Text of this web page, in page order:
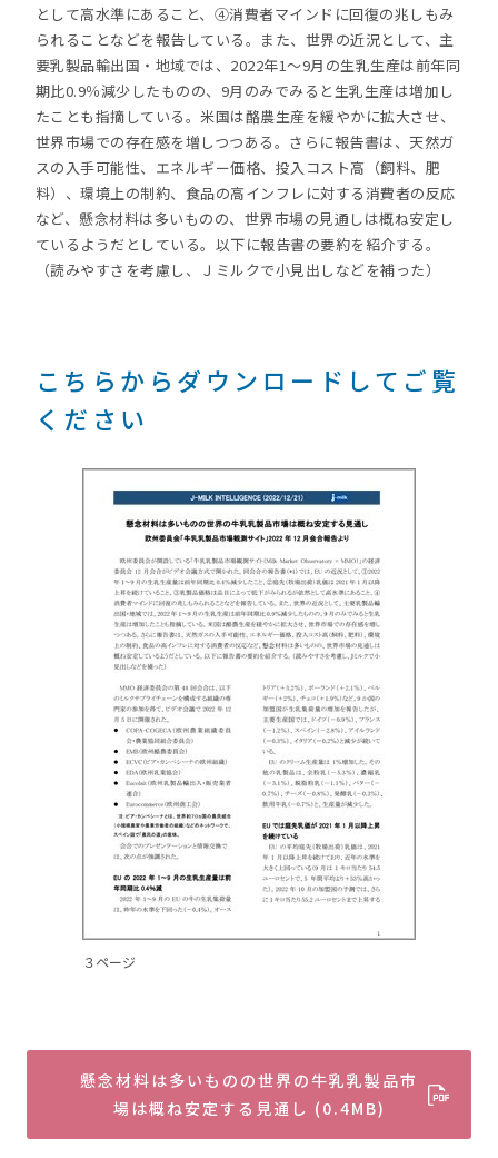
として高水準にあること、④消費者マインドに回復の兆しもみ
られることなどを報告している。また、世界の近況として、主
要乳製品輸出国・地域では、2022年1～9月の生乳生産は前年同
期比0.9％減少したものの、9月のみでみると生乳生産は増加し
たことも指摘している。米国は酪農生産を緩やかに拡大させ、
世界市場での存在感を増しつつある。さらに報告書は、天然ガ
スの入手可能性、エネルギー価格、投入コスト高（飼料、肥
料）、環境上の制約、食品の高インフレに対する消費者の反応
など、懸念材料は多いものの、世界市場の見通しは概ね安定し
ているようだとしている。以下に報告書の要約を紹介する。
（読みやすさを考慮し、Ｊミルクで小見出しなどを補った）
こちらからダウンロードしてご覧
ください
３ページ
懸念材料は多いものの世界の牛乳乳製品市
場は概ね安定する見通し (0.4MB)